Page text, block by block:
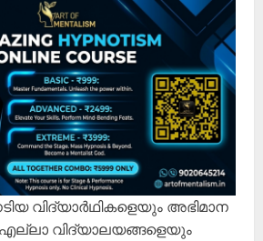
വിദ്യാർഥികളെയും അഭിമാന
എല്ലാ വിദ്യാലയങ്ങളെയും